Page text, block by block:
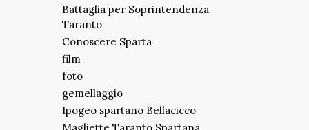
Battaglia per Soprintendenza
Taranto
Conoscere Sparta
film
foto
gemellaggio
Ipogeo spartano Bellacicco